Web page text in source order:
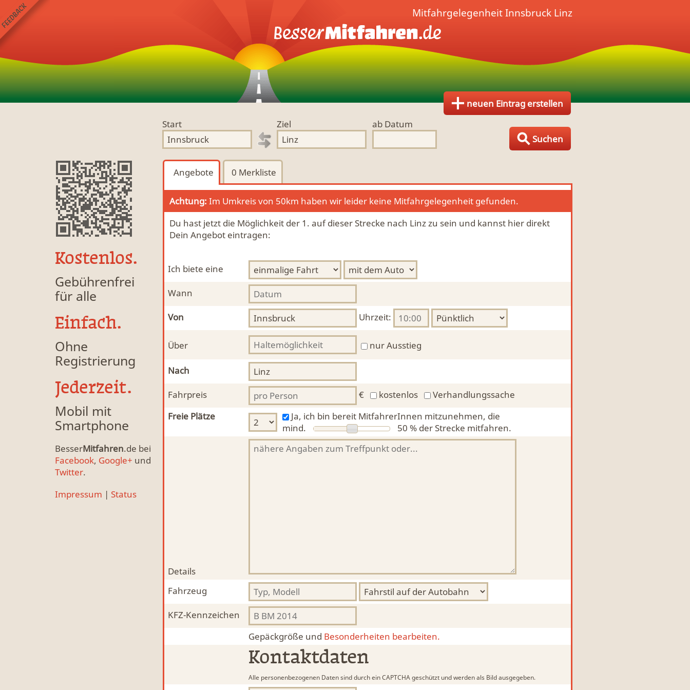
neuen Eintrag erstellen
Start
Ziel
ab Datum
Suchen
Kostenlos.
Gebührenfrei
für alle
Einfach.
Ohne
Registrierung
Jederzeit.
Mobil mit
Smartphone
BesserMitfahren.de bei
Facebook, Google+ und
Twitter.
Impressum | Status
MitfahrgelegenheitInnsbruck Linz
Angebote 0 Merkliste
Achtung: Im Umkreis von 50km haben wir leider keine Mitfahrgelegenheit gefunden.
Du hast jetzt die Möglichkeit der 1. auf dieser Strecke nach Linz zu sein und kannst hier direkt
Dein Angebot eintragen:
Ich biete eine
Wann
Von Uhrzeit:
Über nur Ausstieg
Nach
Fahrpreis € kostenlos
Verhandlungssache
Freie Plätze
Ja, ich bin bereit MitfahrerInnen mitzunehmen, die
mind.
50 % der Strecke mitfahren.
Details
Fahrzeug
KFZ-Kennzeichen
Gepäckgröße und Besonderheiten bearbeiten.
Kontaktdaten
Alle personenbezogenen Daten sind durch ein CAPTCHA geschützt und werden als Bild ausgegeben.